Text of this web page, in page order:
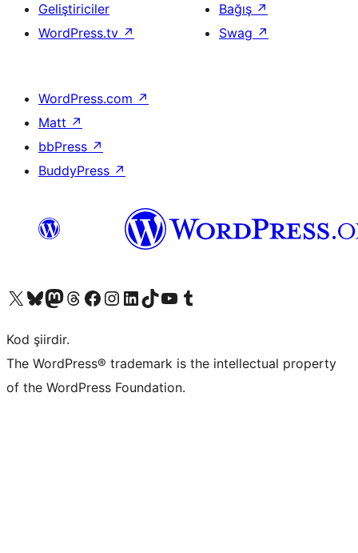
Geliştiriciler
WordPress.tv ↗
Bağış ↗
Swag ↗
WordPress.com ↗
Matt ↗
bbPress ↗
BuddyPress ↗
X (eski Twitter) hesabımıza bakın
Bluesky hesabımızı ziyaret edinMastodon hesabımızı ziyaret edinThreads hesabımızı ziyaret edinFacebook sayfamızı ziyaret edinInstagram hesabımızı ziyaret edinLinkedIn hesabımızı ziyaret edinTikTok hesabımızı ziyaret edinYouTube kanalımızı ziyaret edinTumblr hesabımızı ziyaret edin
Kod şiirdir.
The WordPress® trademark is the intellectual property
of the WordPress Foundation.